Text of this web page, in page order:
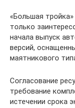
«Большая
только
начала выпуск
версий,
маятникового
Согласование
требование
истечении срока